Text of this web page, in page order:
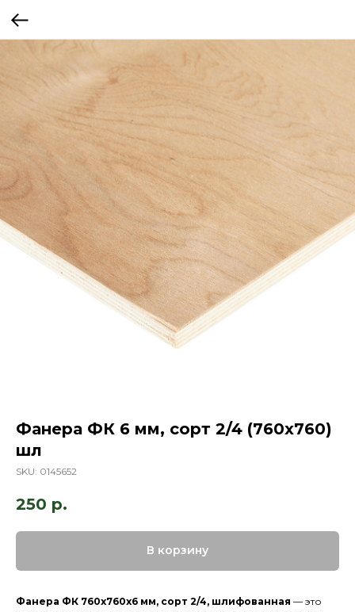
Фанера ФК 6 мм, сорт 2/4 (760х760)
шл
SKU: 0145652
250 р.
В корзину
Фанера ФК 760х760х6 мм, сорт 2/4, шлифованная — это